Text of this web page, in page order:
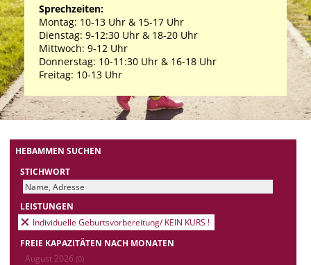
Sprechzeiten:
Montag: 10-13 Uhr & 15-17 Uhr
Dienstag: 9-12:30 Uhr & 18-20 Uhr
Mittwoch: 9-12 Uhr
Donnerstag: 10-11:30 Uhr & 16-18 Uhr
Freitag: 10-13 Uhr
HEBAMMEN SUCHEN
STICHWORT
LEISTUNGEN
Individuelle Geburtsvorbereitung/ KEIN KURS !
FREIE KAPAZITÄTEN NACH MONATEN
August 2026 (0)